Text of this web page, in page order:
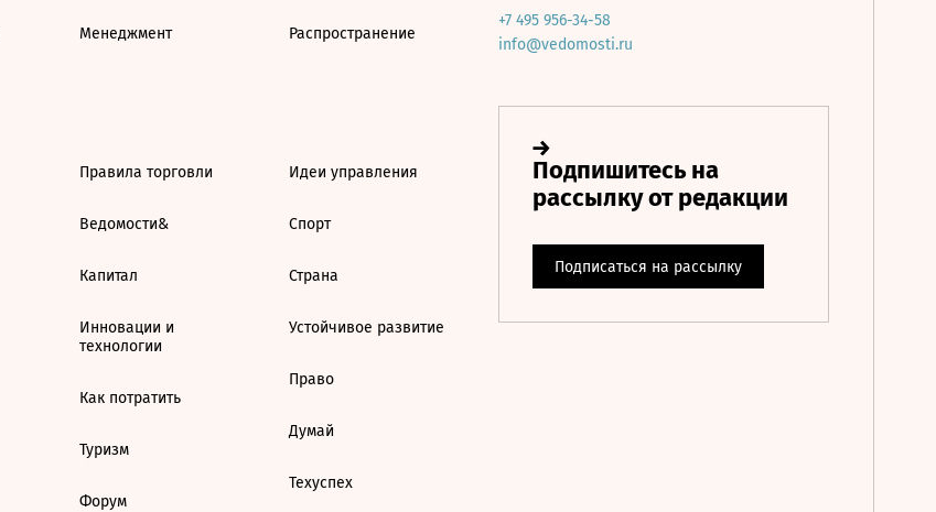
Менеджмент Распространение
Правила торговли
Ведомости&
Капитал
Инновации и
технологии
Как потратить
Туризм
Форум
Идеи управления
Спорт
Страна
Устойчивое развитие
Право
Думай
Техуспех
+7 495 956-34-58
info@vedomosti.ru